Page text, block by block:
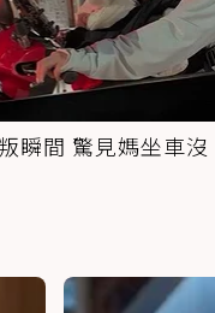
瞬間 驚見媽坐車沒